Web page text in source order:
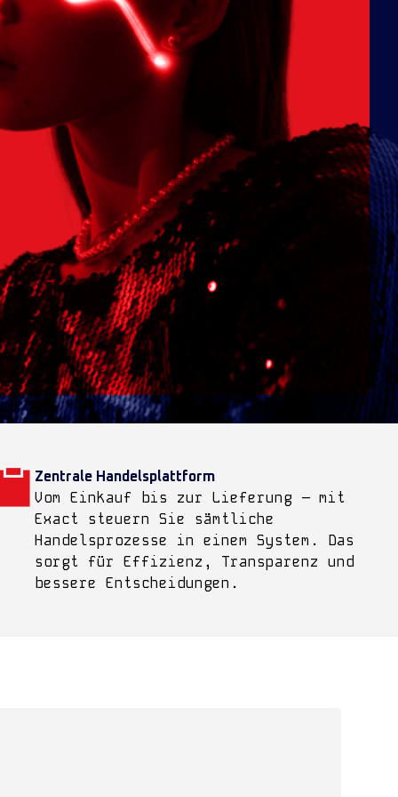
Zentrale Handelsplattform
Vom Einkauf bis zur Lieferung – mit
Exact steuern Sie sämtliche
Handelsprozesse in einem System. Das
sorgt für Effizienz, Transparenz und
bessere Entscheidungen.